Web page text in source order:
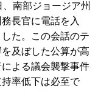
南部ジョージア州
長官に電話を入
た。この会話のテ
及ぼした公算が高
よる議会襲撃事件
率低下は必至で